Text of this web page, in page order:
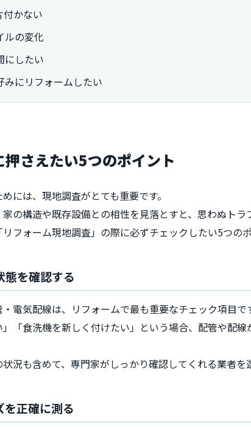
付かない
ルの変化
にしたい
みにリフォームしたい
さえたい5つのポイント
には、現地調査がとても重要です。
の構造や既存設備との相性を見落とすと、思わぬト
フォーム現地調査」の際に必ずチェックしたい5つの
態を確認する
電気配線は、リフォームで最も重要なチェック項目で
」「食洗機を新しく付けたい」という場合、配管や配
況も含めて、専門家がしっかり確認してくれる業者を
を正確に測る